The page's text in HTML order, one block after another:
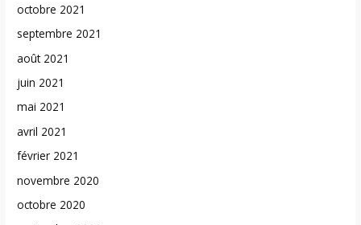
octobre 2021
septembre 2021
août 2021
juin 2021
mai 2021
avril 2021
février 2021
novembre 2020
octobre 2020